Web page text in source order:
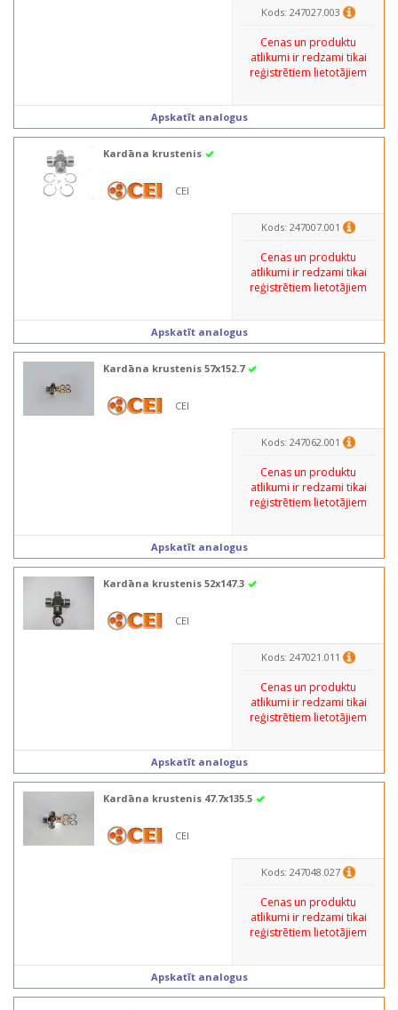
Kods: 247027.003
Cenas un produktu
atlikumi ir redzami tikai
reģistrētiem lietotājiem
Apskatīt analogus
Kardāna krustenis
CEI
Kods: 247007.001
Cenas un produktu
atlikumi ir redzami tikai
reģistrētiem lietotājiem
Apskatīt analogus
Kardāna krustenis 57x152.7
CEI
Kods: 247062.001
Cenas un produktu
atlikumi ir redzami tikai
reģistrētiem lietotājiem
Apskatīt analogus
Kardāna krustenis 52x147.3
CEI
Kods: 247021.011
Cenas un produktu
atlikumi ir redzami tikai
reģistrētiem lietotājiem
Apskatīt analogus
Kardāna krustenis 47.7x135.5
CEI
Kods: 247048.027
Cenas un produktu
atlikumi ir redzami tikai
reģistrētiem lietotājiem
Apskatīt analogus